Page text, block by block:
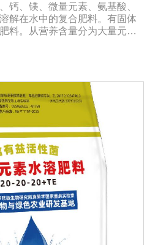
钙、镁、微量元素、氨基酸、
解在水中的复合肥料。有固体
料。从营养含量分为大量元素
植酸水溶性肥料、有机水溶性
磷酸钙肥等品种相比，水溶性
一种水溶性好、无残渣的速效
接被作物的根和叶吸收利用。
其营养元素相对全面，根据不
肥料配方不同，市场销售蔬
花、油等作物专用水溶性肥
接冲施，要采取二次稀释法。由
复合肥料，所以农民就不能够
不均匀，出现烧苗伤根，苗小
冲肥均匀，提高肥料利用率。
肥比一般复合肥养分含量高，用
强，难以在土壤中长期存留，
免肥料流失即降低施肥的经济
的目的。3．尽量单用或与非碱
出现缺素症或根系生长不良